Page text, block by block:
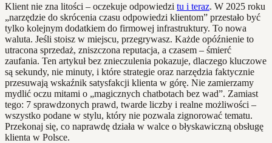
Klient nie zna litości – oczekuje odpowiedzi tu i teraz. W 2025 roku
„narzędzie do skrócenia czasu odpowiedzi klientom” przestało być
tylko kolejnym dodatkiem do firmowej infrastruktury. To nowa
waluta. Jeśli stoisz w miejscu, przegrywasz. Każde opóźnienie to
utracona sprzedaż, zniszczona reputacja, a czasem – śmierć
zaufania. Ten artykuł bez znieczulenia pokazuje, dlaczego kluczowe
są sekundy, nie minuty, i które strategie oraz narzędzia faktycznie
przesuwają wskaźnik satysfakcji klienta w górę. Nie zamierzamy
mydlić oczu mitami o „magicznych chatbotach bez wad”. Zamiast
tego: 7 sprawdzonych prawd, twarde liczby i realne możliwości –
wszystko podane w stylu, który nie pozwala zignorować tematu.
Przekonaj się, co naprawdę działa w walce o błyskawiczną obsługę
klienta w Polsce.